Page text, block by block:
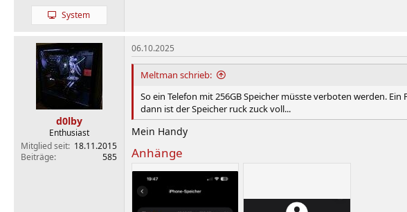
System
d0lby
Enthusiast
Mitglied seit 18.11.2015
Beiträge
585
06.10.2025
Meltman schrieb:
So ein Telefon mit 256GB Speicher müsste verboten werden.
dann ist der Speicher ruck zuck voll...
Mein Handy
Anhänge